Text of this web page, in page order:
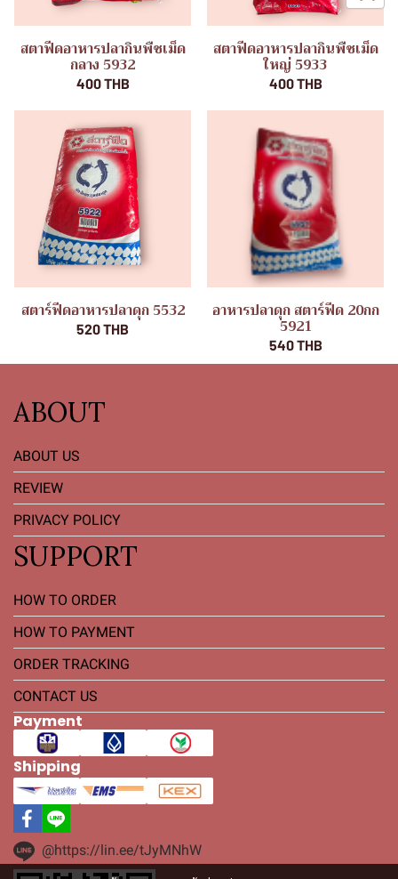
สตาฟีดอาหารปลากินพืชเม็ด
กลาง 5932
400 THB
สตาฟีดอาหารปลากินพืชเม็ด
ใหญ่ 5933
400 THB
สตาร์ฟีดอาหารปลาดุก 5532
520 THB
อาหารปลาดุก สตาร์ฟีด 20กก
5921
540 THB
ABOUT
ABOUT US
REVIEW
PRIVACY POLICY
SUPPORT
HOW TO ORDER
HOW TO PAYMENT
ORDER TRACKING
CONTACT US
Payment
Shipping
@https://lin.ee/tJyMNhW